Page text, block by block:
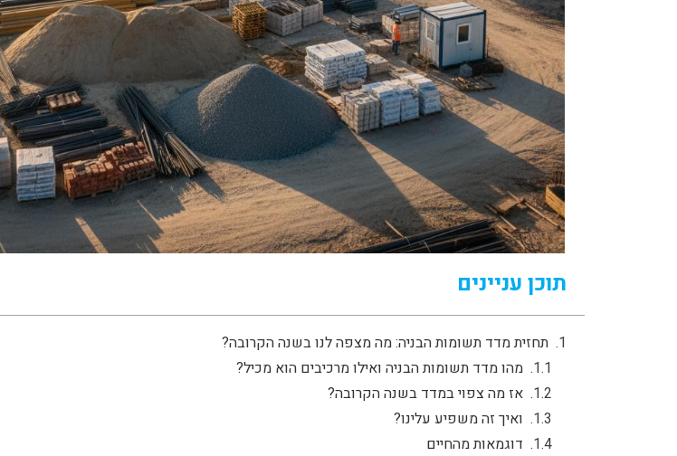
תוכן עניינים
תחזית מדד תשומות הבניה: מה מצפה לנו בשנה הקרובה?
מהו מדד תשומות הבניה ואילו מרכיבים הוא מכיל?
אז מה צפוי במדד בשנה הקרובה?
ואיך זה משפיע עלינו?
דוגמאות מהחיים